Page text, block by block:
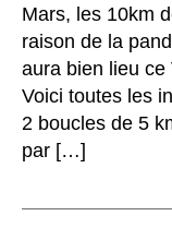
Mars, les 10km
raison de la
aura bien lieu ce
Voici toutes les
2 boucles de 5
par […]